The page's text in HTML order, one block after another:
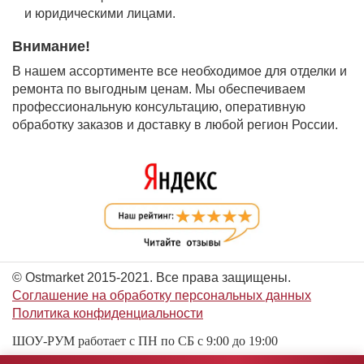
и юридическими лицами.
Внимание!
В нашем ассортименте все необходимое для отделки и
ремонта по выгодным ценам. Мы обеспечиваем
профессиональную консультацию, оперативную
обработку заказов и доставку в любой регион России.
© Ostmarket 2015-2021. Все права защищены.
Соглашение на обработку персональных данных
Политика конфиденциальности
ШОУ-РУМ работает с ПН по СБ с 9:00 до 19:00